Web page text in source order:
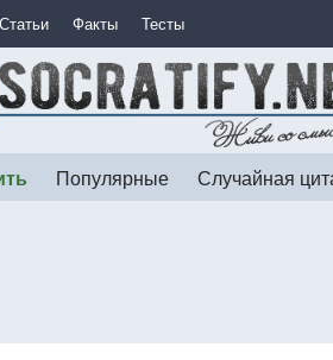
Статьи Факты Тесты
Популярные Случайная